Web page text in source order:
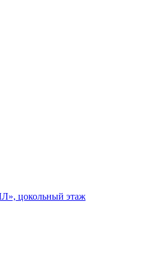
цокольный этаж